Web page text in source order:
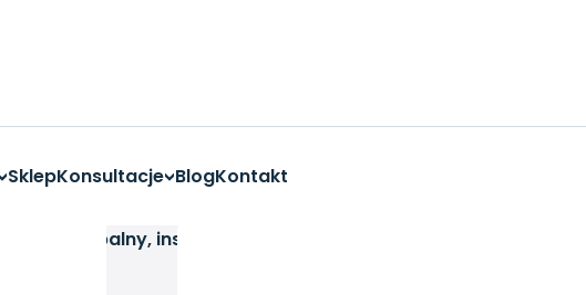
SklepKonsultacje BlogKontakt
Stan zapalny, insulina i jelita – metaboliczne tło raka jelita